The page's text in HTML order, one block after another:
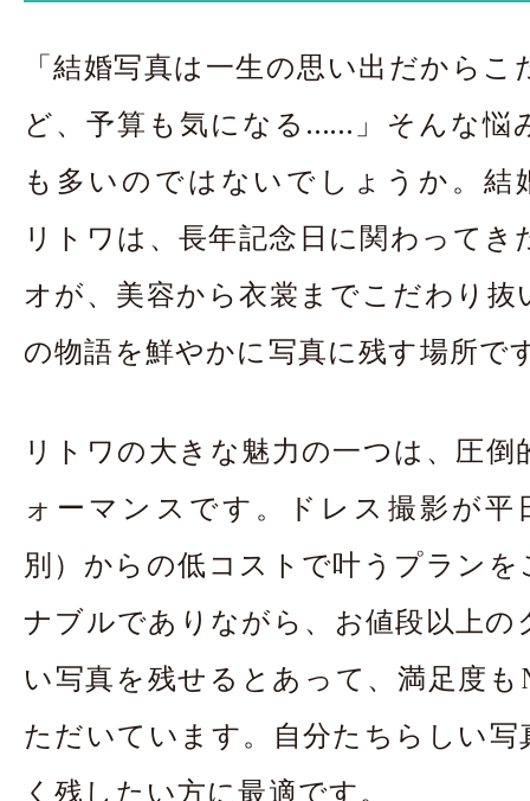
アクセス
「結婚写真は一生の思い出だから
ど、予算も気になる……」そんな悩
も多いのではないでしょうか。結
リトワは、長年記念日に関わって
オが、美容から衣裳までこだわり抜
の物語を鮮やかに写真に残す場所で
リトワの大きな魅力の一つは、圧
ォーマンスです。ドレス撮影が平
別）からの低コストで叶うプランを
ナブルでありながら、お値段以上の
い写真を残せるとあって、満足度も
ただいています。自分たちらしい写
く残したい方に最適です。